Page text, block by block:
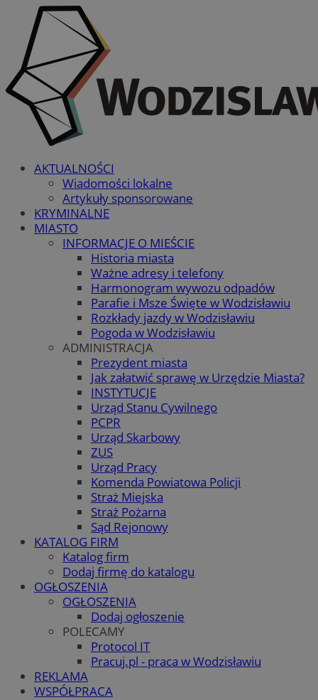
AKTUALNOŚCI
Wiadomości lokalne
Artykuły sponsorowane
KRYMINALNE
MIASTO
INFORMACJE O MIEŚCIE
Historia miasta
Ważne adresy i telefony
Harmonogram wywozu odpadów
Parafie i Msze Święte w Wodzisławiu
Rozkłady jazdy w Wodzisławiu
Pogoda w Wodzisławiu
ADMINISTRACJA
Prezydent miasta
Jak załatwić sprawę w Urzędzie Miasta?
INSTYTUCJE
Urząd Stanu Cywilnego
PCPR
Urząd Skarbowy
ZUS
Urząd Pracy
Komenda Powiatowa Policji
Straż Miejska
Straż Pożarna
Sąd Rejonowy
KATALOG FIRM
Katalog firm
Dodaj firmę do katalogu
OGŁOSZENIA
OGŁOSZENIA
Dodaj ogłoszenie
POLECAMY
Protocol IT
Pracuj.pl - praca w Wodzisławiu
REKLAMA
WSPÓŁPRACA